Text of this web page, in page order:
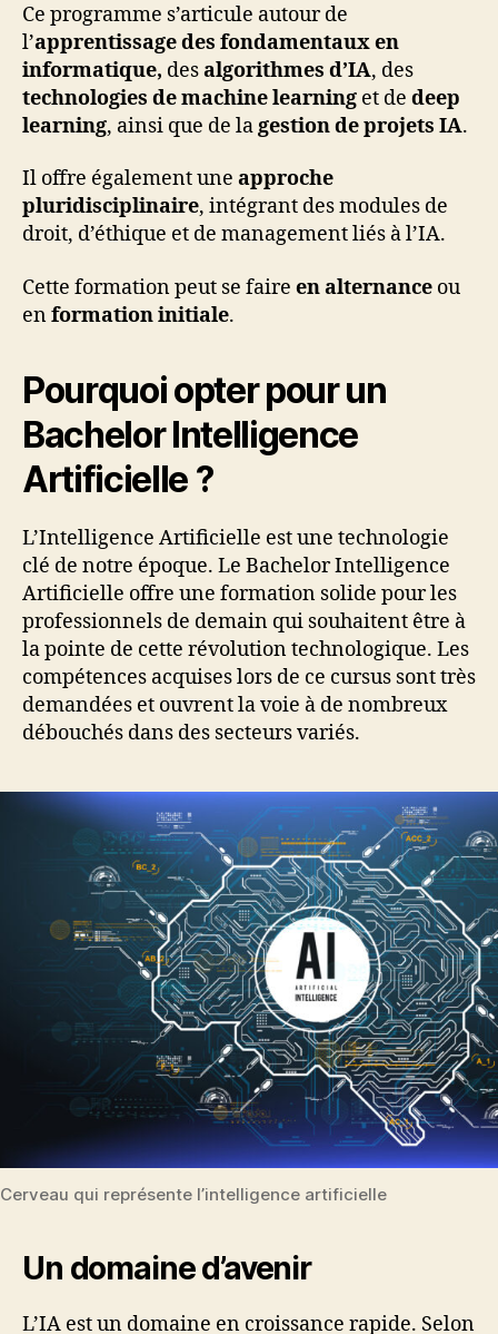
Ce programme s’articule autour de
l’apprentissage des fondamentaux en
informatique, desalgorithmes d’IA, des
technologies de machine learning et de deep
learning, ainsi que de la gestion de projets IA.
Il offre également une approche
pluridisciplinaire, intégrant des modules de
droit, d’éthique et de management liés à l’IA.
Cette formation peut se faire en alternance ou
enformation initiale.
Pourquoi opter pour un
Bachelor Intelligence
Artificielle ?
L’Intelligence Artificielle est une technologie
clé de notre époque. Le Bachelor Intelligence
Artificielle offre une formation solide pour les
professionnels de demain qui souhaitent être à
la pointe de cette révolution technologique. Les
compétences acquises lors de ce cursus sont très
demandées et ouvrent la voie à de nombreux
débouchés dans des secteurs variés.
Cerveau qui représente l’intelligence artificielle
Un domaine d’avenir
L’IA est un domaine en croissance rapide. Selon